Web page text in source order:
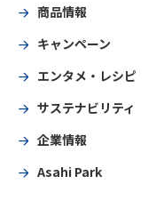
商品情報
キャンペーン
エンタメ・レシピ
サステナビリティ
企業情報
Asahi Park